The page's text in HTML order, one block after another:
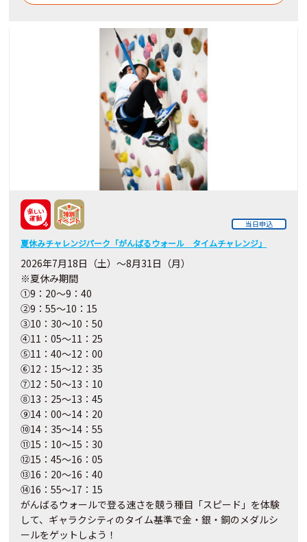
当日申込
夏休みチャレンジパーク「がんばるウォール タイムチャレンジ」
2026年7月18日（土）～8月31日（月）
※夏休み期間
①9：20～9：40
②9：55～10：15
③10：30～10：50
④11：05～11：25
⑤11：40～12：00
⑥12：15～12：35
⑦12：50～13：10
⑧13：25～13：45
⑨14：00～14：20
⑩14：35～14：55
⑪15：10～15：30
⑫15：45～16：05
⑬16：20～16：40
⑭16：55～17：15
がんばるウォールで登る速さを競う種目「スピード」を体験
して、ギャラクシティのタイム基準で金・銀・銅のメダルシ
ールをゲットしよう！